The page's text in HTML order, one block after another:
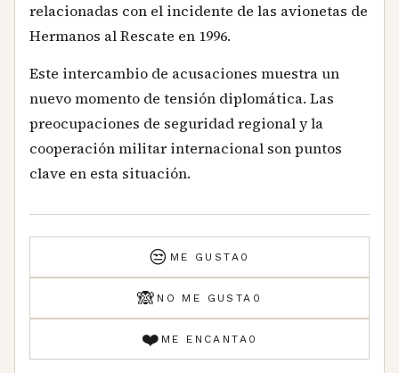
relacionadas con el incidente de las avionetas de
Hermanos al Rescate en 1996.
Este intercambio de acusaciones muestra un
nuevo momento de tensión diplomática. Las
preocupaciones de seguridad regional y la
cooperación militar internacional son puntos
clave en esta situación.
😒 ME GUSTA 0
🙈 NO ME GUSTA 0
❤️ ME ENCANTA 0